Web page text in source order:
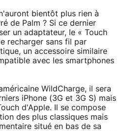
bientôt plus rien à
de Palm ? Si ce dernier
un adaptateur, le « Touch
recharger sans fil par
un accessoire similaire
avec les smartphones
WildCharge, il sera
iPhone (3G et 3G S) mais
d'Apple. Il se compose
des plus classiques mais
situé en bas de sa